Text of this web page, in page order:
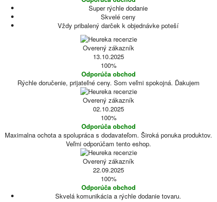
Super rýchle dodanie
Skvelé ceny
Vždy pribalený darček k objednávke poteší
Overený zákazník
13.10.2025
100%
Odporúča obchod
Rýchle doručenie, prijateľné ceny. Som veľmi spokojná. Ďakujem
Overený zákazník
02.10.2025
100%
Odporúča obchod
Maximalna ochota a spolupráca s dodavateľom. Široká ponuka produktov.
Veľmi odporúčam tento eshop.
Overený zákazník
22.09.2025
100%
Odporúča obchod
Skvelá komunikácia a rýchle dodanie tovaru.